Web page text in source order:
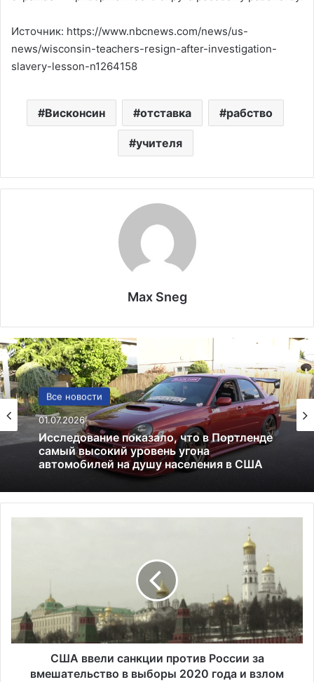
Источник: https://www.nbcnews.com/news/us-
news/wisconsin-teachers-resign-after-investigation-
slavery-lesson-n1264158
Висконсин отставка рабство
учителя
Max Sneg
Все новости
01.07.2026
Исследование показало, что в Портленде
автомобилей на душу населения в США
США
13.06.2025
Америка имеет огромный избыток сыра
и
с
США ввели санкции против России за
вмешательство в выборы 2020 года и взлом